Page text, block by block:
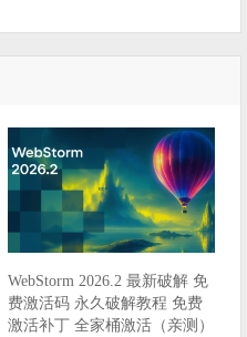
WebStorm 2026.2 最新破解 免
费激活码 永久破解教程 免费
激活补丁 全家桶激活（亲测）